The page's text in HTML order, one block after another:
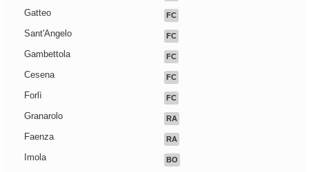
Gatteo FC
Sant'Angelo FC
Gambettola FC
Cesena FC
Forlì FC
Granarolo RA
Faenza RA
Imola BO